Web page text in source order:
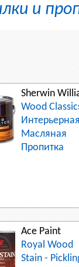
и
Sherwin
Wood
Масляная
Пропитка
Ace Paint
Royal Wood
Stain -